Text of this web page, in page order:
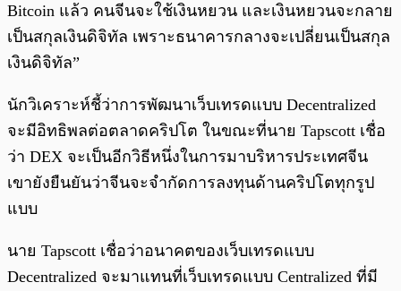
Bitcoin แล้ว คนจีนจะใช้เงินหยวน และเงินหยวนจะกลาย
เป็นสกุลเงินดิจิทัล เพราะธนาคารกลางจะเปลี่ยนเป็นสกุล
เงินดิจิทัล”
นักวิเคราะห์ชี้ว่าการพัฒนาเว็บเทรดแบบ Decentralized
จะมีอิทธิพลต่อตลาดคริปโต ในขณะที่นาย Tapscott เชื่อ
ว่า DEX จะเป็นอีกวิธีหนึ่งในการมาบริหารประเทศจีน
เขายังยืนยันว่าจีนจะจำกัดการลงทุนด้านคริปโตทุกรูป
แบบ
นาย Tapscott เชื่อว่าอนาคตของเว็บเทรดแบบ
Decentralized จะมาแทนที่เว็บเทรดแบบ Centralized ที่มี